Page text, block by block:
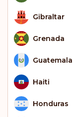
Gibraltar
Grenada
Guatemala
Haiti
Honduras